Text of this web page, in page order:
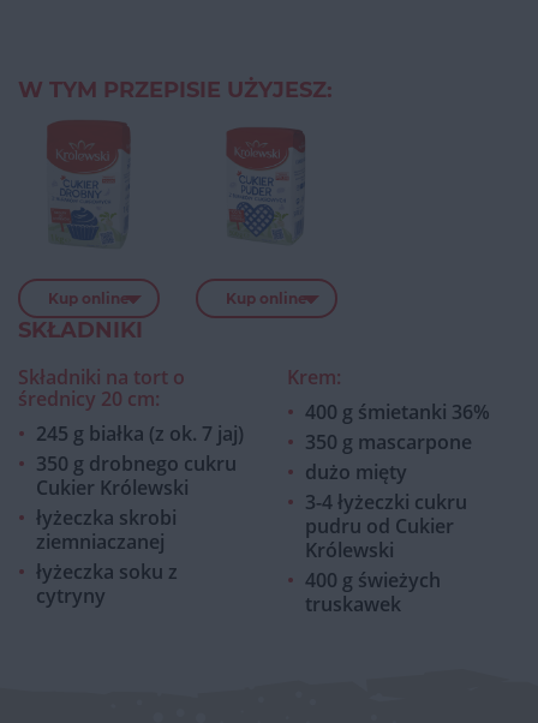
W TYM PRZEPISIE UŻYJESZ:
Kup online Kup online
SKŁADNIKI
Składniki na tort o
średnicy 20 cm:
245 g białka (z ok. 7 jaj)
350 g drobnego cukru
Cukier Królewski
łyżeczka skrobi
ziemniaczanej
łyżeczka soku z
cytryny
Krem:
400 g śmietanki 36%
350 g mascarpone
dużo mięty
3-4 łyżeczki cukru
pudru od Cukier
Królewski
400 g świeżych
truskawek